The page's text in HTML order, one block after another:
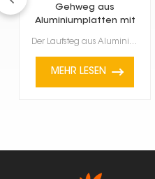
Gehweg aus
Aluminiumplatten mit
Der Laufsteg aus Aluminiumplatten für Solardächer bietet Wartungspersonal einen sicheren und stabile...
MEHR LESEN